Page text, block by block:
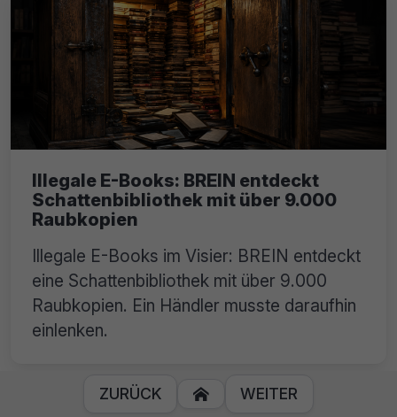
Illegale E-Books: BREIN entdeckt
Schattenbibliothek mit über 9.000
Raubkopien
Illegale E-Books im Visier: BREIN entdeckt
eine Schattenbibliothek mit über 9.000
Raubkopien. Ein Händler musste daraufhin
einlenken.
ZURÜCK  WEITER